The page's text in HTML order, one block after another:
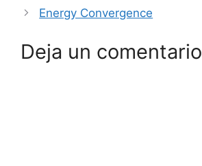
Energy Convergence
Deja un comentario